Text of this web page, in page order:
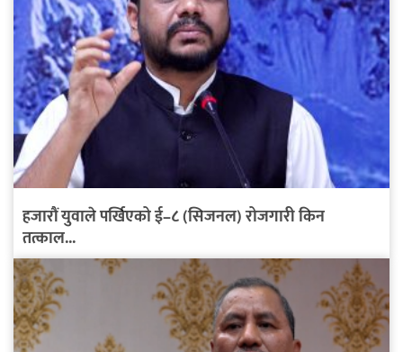
हजारौं युवाले पर्खिएको ई–८ (सिजनल) रोजगारी किन
तत्काल...